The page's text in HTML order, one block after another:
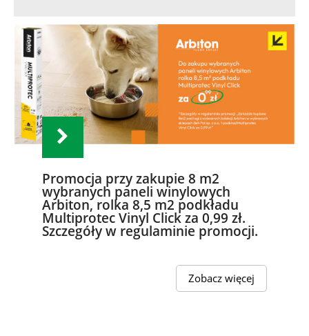
Promocja przy zakupie 8 m2
wybranych paneli winylowych
Arbiton, rolka 8,5 m2 podkładu
Multiprotec Vinyl Click za 0,99 zł.
Szczegóły w regulaminie promocji.
Zobacz więcej